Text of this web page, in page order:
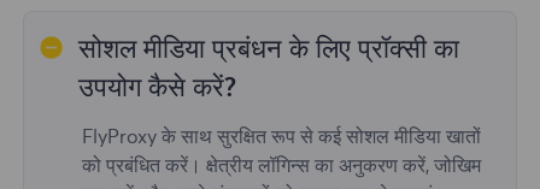
सोशल मीडिया प्रबंधन के लिए प्रॉक्सी का
उपयोग कैसे करें?
FlyProxy के साथ सुरक्षित रूप से कई सोशल मीडिया खातों
को प्रबंधित करें। क्षेत्रीय लॉगिन्स का अनुकरण करें, जोखिम